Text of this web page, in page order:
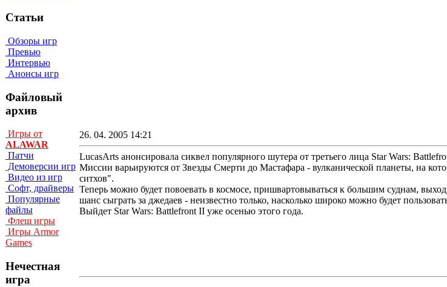
Статьи
Обзоры игр
Превью
Интервью
Анонсы игр
Файловый
архив
Игры от
ALAWAR
Патчи
Демоверсии игр
Видео из игр
Софт, драйверы
Популярные
файлы
Флеш игры
Игры Armor
Games
Нечестная
игра
26. 04. 2005 14:21
LucasArts анонсировала сиквел популярного шутера от третьего лица Star Wars:
Миссии варьируются от Звезды Смерти до Мастафара - вулканической планеты, на
ситхов".
Теперь можно будет повоевать в космосе, пришвартовываться к большим суднам,
шанс сыграть за джедаев - неизвестно только, насколько широко можно будет
Выйдет Star Wars: Battlefront II уже осенью этого года.